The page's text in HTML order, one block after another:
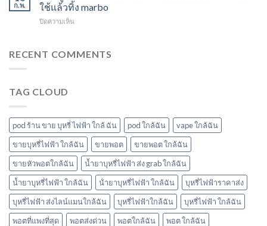
ตมา
แล้ว
ชาร์จ
นาที
puff
พอต
ใช้
แล้ว
sparkling
ก.พ.
ใช้แล้วทิ้ง marbo
ปิดความเห็น
พอ
โบ
มี
กลิ่น
อะไร
พอต
ใช้
แล้ว
ทิ้ง
marbo
RECENT COMMENTS
TAG CLOUD
pod ร้าน ขาย บุหรี่ ไฟฟ้า ใกล้ ฉัน pod ใกล้ฉัน
vape ใกล้ฉัน
ขายบุหรี่ไฟฟ้า ใกล้ฉัน
ขายพอต
ขายพอต ใกล้ฉัน
ขายหัวพอตใกล้ฉัน
น้ำยาบุหรี่ไฟฟ้า ส่ง grab ใกล้ฉัน
น้ำยาบุหรี่ไฟฟ้า ใกล้ฉัน
น้ํายาบุหรี่ไฟฟ้า ใกล้ฉัน
บุหรี่ไฟฟ้าราคาส่ง
บุหรี่ไฟฟ้า ส่งไลน์แมนใกล้ฉัน
บุหรี่ไฟฟ้าใกล้ฉัน
บุหรี่ไฟฟ้า ใกล้ฉัน
พอตที่แพงที่สุด
พอตส่งด่วน พอตใกล้ฉัน
พอต ใกล้ฉัน